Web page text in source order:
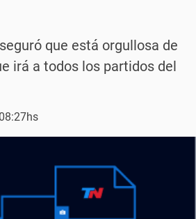
que está orgullosa de
irá a todos los partidos del